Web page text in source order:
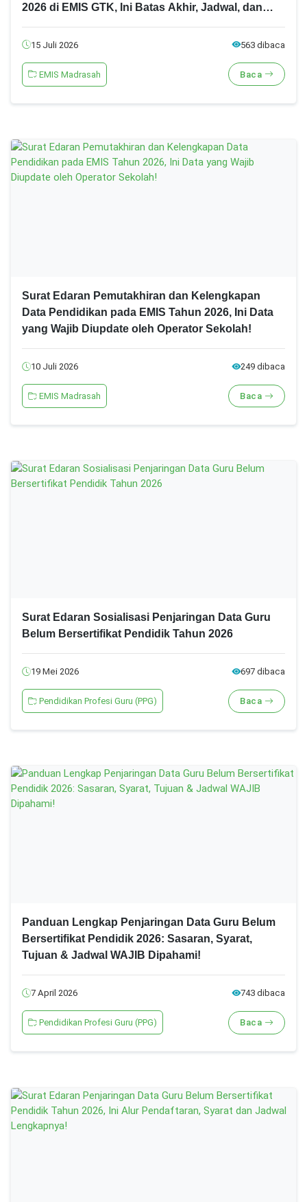
2026 di EMIS GTK, Ini Batas Akhir, Jadwal, dan
15 Juli 2026 563 dibaca
EMIS Madrasah Baca
Surat Edaran Pemutakhiran dan Kelengkapan
Data Pendidikan pada EMIS Tahun 2026, Ini Data
yang Wajib Diupdate oleh Operator Sekolah!
10 Juli 2026 249 dibaca
EMIS Madrasah Baca
Surat Edaran Sosialisasi Penjaringan Data Guru
Belum Bersertifikat Pendidik Tahun 2026
19 Mei 2026 697 dibaca
Pendidikan Profesi Guru (PPG) Baca
Panduan Lengkap Penjaringan Data Guru Belum
Bersertifikat Pendidik 2026: Sasaran, Syarat,
Tujuan & Jadwal WAJIB Dipahami!
7 April 2026 743 dibaca
Pendidikan Profesi Guru (PPG) Baca